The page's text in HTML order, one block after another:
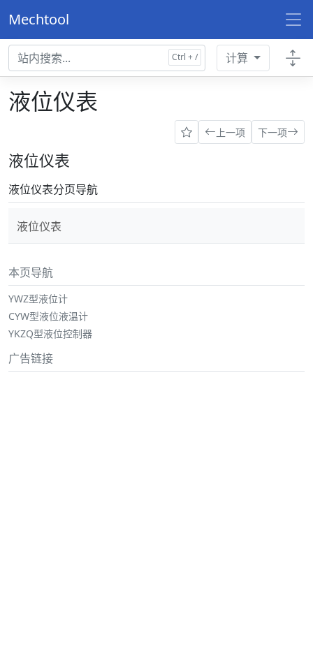
Mechtool
计算
液位仪表
上一项 下一项
液位仪表
液位仪表分页导航
液位仪表
本页导航
YWZ型液位计
CYW型液位液温计
YKZQ型液位控制器
广告链接